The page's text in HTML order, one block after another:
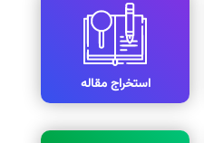
استخراج مقاله